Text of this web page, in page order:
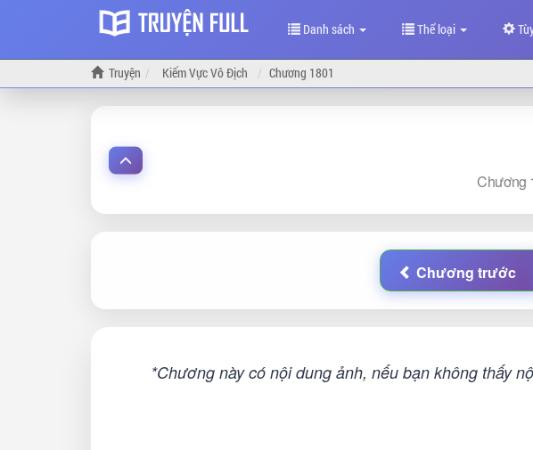
Danh sách Thể loại
Truyện Kiếm Vực Vô Địch Chương 1801
Chương
Chương trước
*Chương này có nội dung ảnh, nếu bạn không thấy